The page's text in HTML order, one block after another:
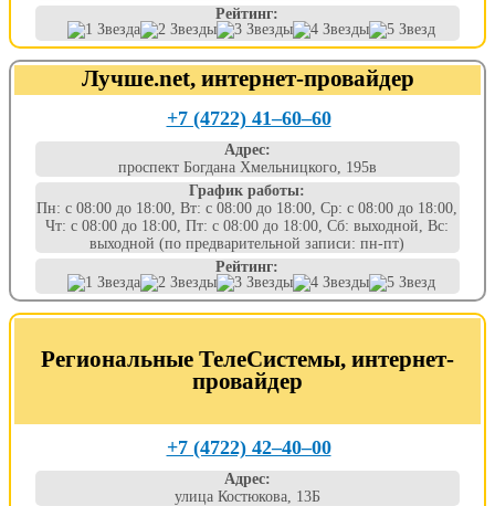
Рейтинг:
Лучше.net, интернет-провайдер
+7 (4722) 41‒60‒60
Адрес:
проспект Богдана Хмельницкого, 195в
График работы:
Пн: с 08:00 до 18:00, Вт: с 08:00 до 18:00, Ср: с 08:00 до 18:00,
Чт: с 08:00 до 18:00, Пт: с 08:00 до 18:00, Сб: выходной, Вс:
выходной (по предварительной записи: пн-пт)
Рейтинг:
Региональные ТелеСистемы, интернет-
провайдер
+7 (4722) 42‒40‒00
Адрес:
улица Костюкова, 13Б